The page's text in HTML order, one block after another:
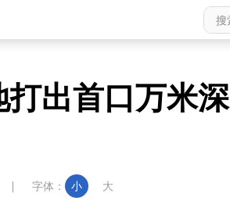
出首口万米深
字体： 小 大